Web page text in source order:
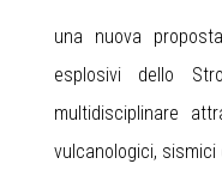
una nuova
esplosivi dello
multidisciplinare
vulcanologici, sismici